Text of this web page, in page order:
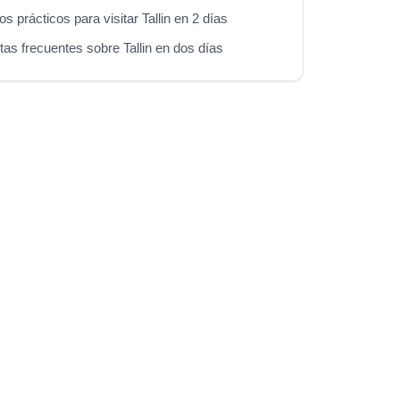
prácticos para visitar Tallin en 2 días
frecuentes sobre Tallin en dos días